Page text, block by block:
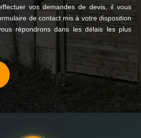
vos demandes de devis, il vous
de contact mis à votre disposition
répondrons dans les délais les plus